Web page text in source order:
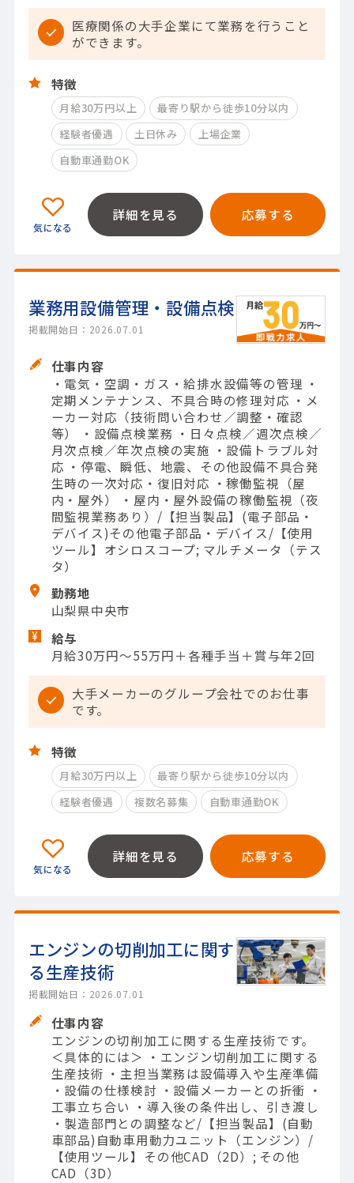
医療関係の大手企業にて業務を行うこと
ができます。
特徴
月給30万円以上
最寄り駅から徒歩10分以内
経験者優遇
土日休み
上場企業
自動車通勤OK
詳細を見る 応募する
業務用設備管理・設備点検
掲載開始日：2026.07.01
仕事内容
・電気・空調・ガス・給排水設備等の管理 ・
定期メンテナンス、不具合時の修理対応 ・メ
ーカー対応（技術問い合わせ／調整・確認
等） ・設備点検業務 ・日々点検／週次点検／
月次点検／年次点検の実施 ・設備トラブル対
応 ・停電、瞬低、地震、その他設備不具合発
生時の一次対応・復旧対応 ・稼働監視（屋
内・屋外） ・屋内・屋外設備の稼働監視（夜
間監視業務あり）/【担当製品】(電子部品・
デバイス)その他電子部品・デバイス/【使用
ツール】オシロスコープ; マルチメータ（テス
タ）
勤務地
山梨県中央市
給与
月給30万円～55万円＋各種手当＋賞与年2回
大手メーカーのグループ会社でのお仕事
です。
特徴
月給30万円以上
最寄り駅から徒歩10分以内
経験者優遇
複数名募集 自動車通勤OK
詳細を見る 応募する
エンジンの切削加工に関す
る生産技術
掲載開始日：2026.07.01
仕事内容
エンジンの切削加工に関する生産技術です。
＜具体的には＞ ・エンジン切削加工に関する
生産技術 ・主担当業務は設備導入や生産準備
・設備の仕様検討 ・設備メーカーとの折衝 ・
工事立ち合い ・導入後の条件出し、引き渡し
・製造部門との調整など/【担当製品】(自動
車部品)自動車用動力ユニット（エンジン）/
【使用ツール】その他CAD（2D）; その他
CAD（3D）